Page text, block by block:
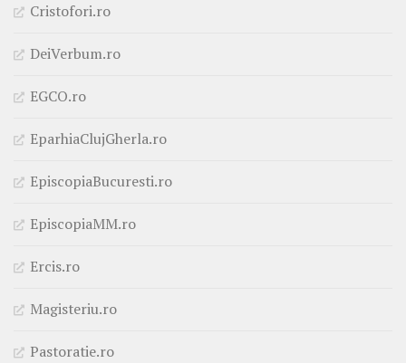
Cristofori.ro
DeiVerbum.ro
EGCO.ro
EparhiaClujGherla.ro
EpiscopiaBucuresti.ro
EpiscopiaMM.ro
Ercis.ro
Magisteriu.ro
Pastoratie.ro